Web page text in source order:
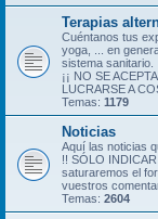
Terapias
Cuéntanos tus
yoga, ... en
sistema sanitario.
¡¡ NO SE
LUCRARSE A
Temas: 1179
Noticias
Aquí las noticias
!! SÓLO
saturaremos el
vuestros
Temas: 2604